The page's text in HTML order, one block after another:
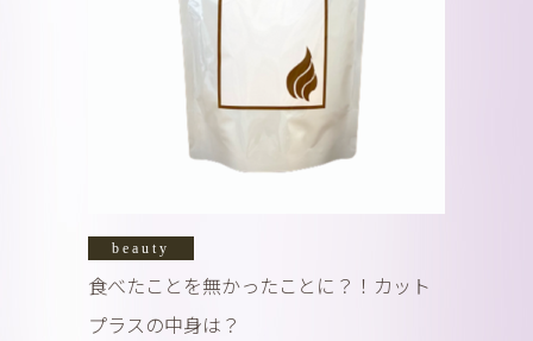
beauty
食べたことを無かったことに？！カット
プラスの中身は？